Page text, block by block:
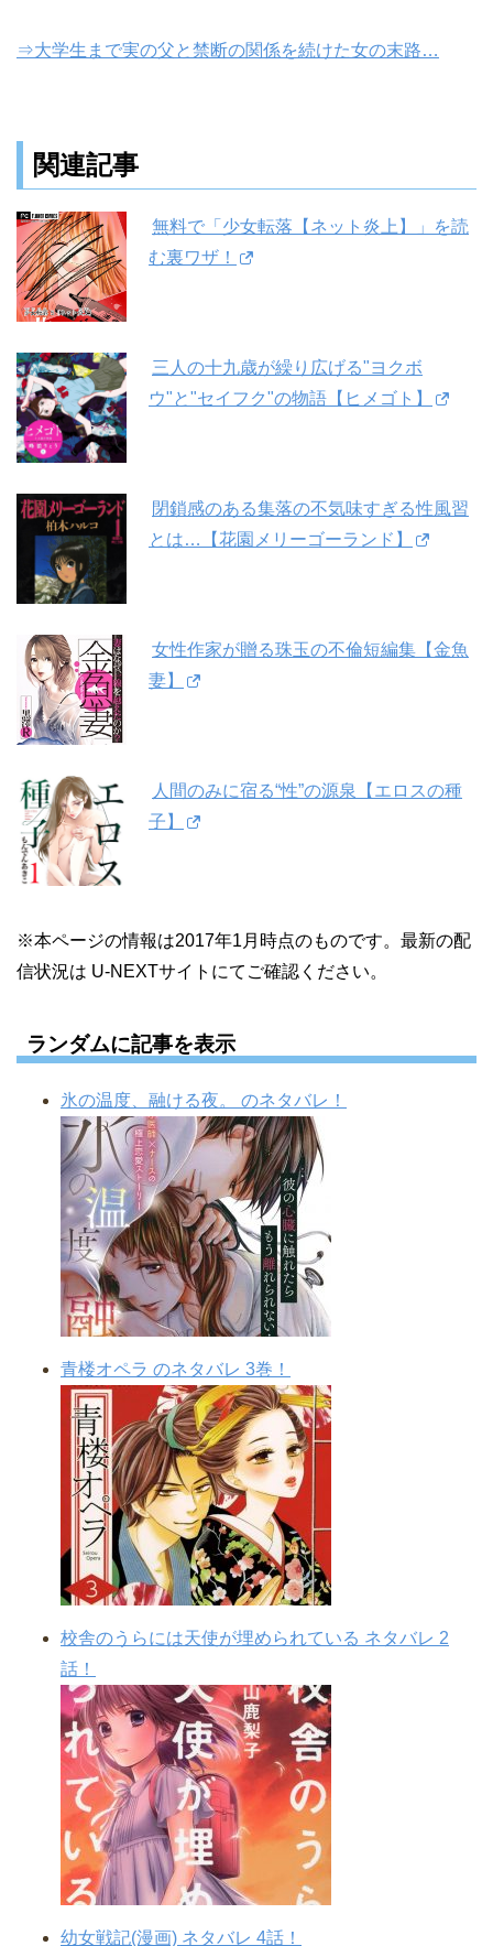
⇒大学生まで実の父と禁断の関係を続けた女の末路…
関連記事
無料で「少女転落【ネット炎上】」を読
む裏ワザ！
三人の十九歳が繰り広げる"ヨクボ
ウ"と"セイフク"の物語【ヒメゴト】
閉鎖感のある集落の不気味すぎる性風習
とは…【花園メリーゴーランド】
女性作家が贈る珠玉の不倫短編集【金魚
妻】
人間のみに宿る“性”の源泉【エロスの種
子】
※本ページの情報は2017年1月時点のものです。最新の配
信状況は U-NEXTサイトにてご確認ください。
ランダムに記事を表示
氷の温度、融ける夜。 のネタバレ！
青楼オペラ のネタバレ 3巻！
校舎のうらには天使が埋められている ネタバレ 2
話！
幼女戦記(漫画) ネタバレ 4話！